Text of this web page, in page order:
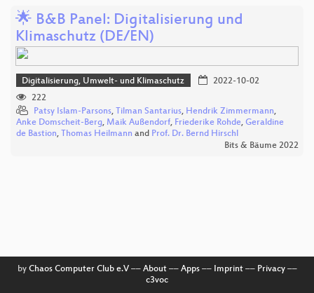
🌟 B&B Panel: Digitalisierung und
Klimaschutz (DE/EN)
Digitalisierung, Umwelt- und Klimaschutz
2022-10-02
222
Patsy Islam-Parsons, Tilman Santarius, Hendrik Zimmermann,
Anke Domscheit-Berg, Maik Außendorf, Friederike Rohde, Geraldine
de Bastion, Thomas Heilmann and Prof. Dr. Bernd Hirschl
Bits & Bäume 2022
by Chaos Computer Club e.V–– About–– Apps–– Imprint–– Privacy––
c3voc